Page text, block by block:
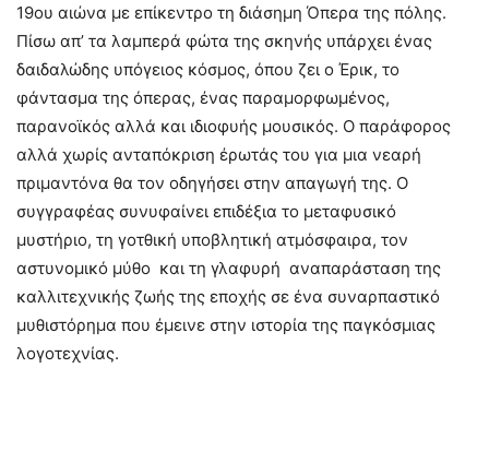
19ου αιώνα με επίκεντρο τη διάσημη Όπερα της πόλης.
Πίσω απ’ τα λαμπερά φώτα της σκηνής υπάρχει ένας
δαιδαλώδης υπόγειος κόσμος, όπου ζει ο Έρικ, το
φάντασμα της όπερας, ένας παραμορφωμένος,
παρανοϊκός αλλά και ιδιοφυής μουσικός. Ο παράφορος
αλλά χωρίς ανταπόκριση έρωτάς του για μια νεαρή
πριμαντόνα θα τον οδηγήσει στην απαγωγή της. Ο
συγγραφέας συνυφαίνει επιδέξια το μεταφυσικό
μυστήριο, τη γοτθική υποβλητική ατμόσφαιρα, τον
αστυνομικό μύθο και τη γλαφυρή αναπαράσταση της
καλλιτεχνικής ζωής της εποχής σε ένα συναρπαστικό
μυθιστόρημα που έμεινε στην ιστορία της παγκόσμιας
λογοτεχνίας.